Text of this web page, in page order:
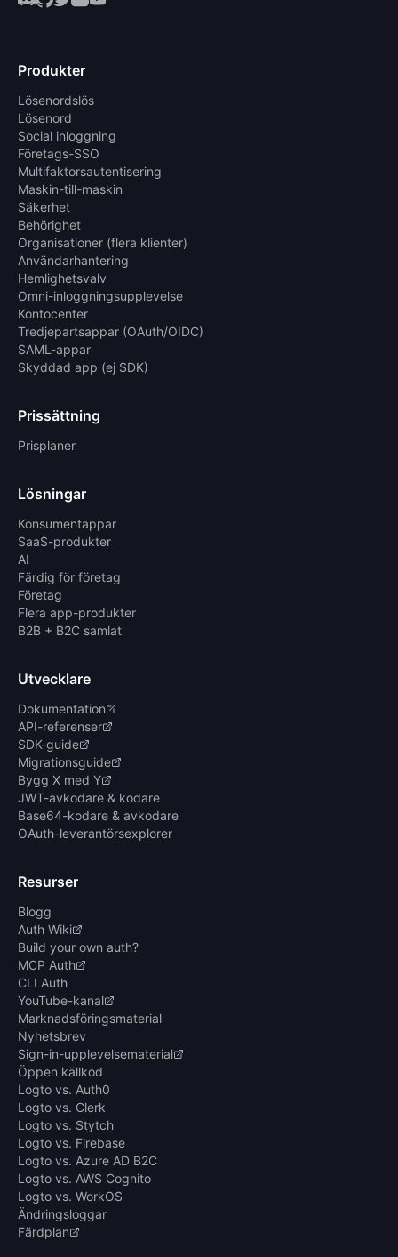
Produkter
Lösenordslös
Lösenord
Social inloggning
Företags-SSO
Multifaktorsautentisering
Maskin-till-maskin
Säkerhet
Behörighet
Organisationer (flera klienter)
Användarhantering
Hemlighetsvalv
Omni-inloggningsupplevelse
Kontocenter
Tredjepartsappar (OAuth/OIDC)
SAML-appar
Skyddad app (ej SDK)
Prissättning
Prisplaner
Lösningar
Konsumentappar
SaaS-produkter
AI
Färdig för företag
Företag
Flera app-produkter
B2B + B2C samlat
Utvecklare
Dokumentation
API-referenser
SDK-guide
Migrationsguide
Bygg X med Y
JWT-avkodare & kodare
Base64-kodare & avkodare
OAuth-leverantörsexplorer
Resurser
Blogg
Auth Wiki
Build your own auth?
MCP Auth
CLI Auth
YouTube-kanal
Marknadsföringsmaterial
Nyhetsbrev
Sign-in-upplevelsematerial
Öppen källkod
Logto vs. Auth0
Logto vs. Clerk
Logto vs. Stytch
Logto vs. Firebase
Logto vs. Azure AD B2C
Logto vs. AWS Cognito
Logto vs. WorkOS
Ändringsloggar
Färdplan